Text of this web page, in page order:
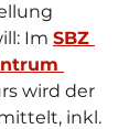
Im SBZ
wird der
inkl.